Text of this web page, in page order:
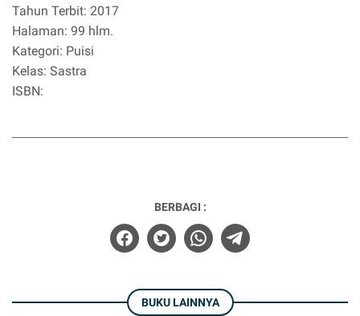
Tahun Terbit: 2017
Halaman: 99 hlm.
Kategori: Puisi
Kelas: Sastra
ISBN:
BERBAGI :
BUKU LAINNYA